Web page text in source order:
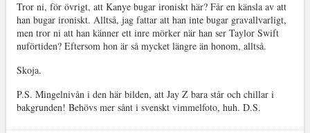
Tror ni, för övrigt, att Kanye bugar ironiskt här? Får en känsla av att
han bugar ironiskt. Alltså, jag fattar att han inte bugar gravallvarligt,
men tror ni att han känner ett inre mörker när han ser Taylor Swift
nuförtiden? Eftersom hon är så mycket längre än honom, alltså.
Skoja.
P.S. Mingelnivån i den här bilden, att Jay Z bara står och chillar i
bakgrunden! Behövs mer sånt i svenskt vimmelfoto, huh. D.S.